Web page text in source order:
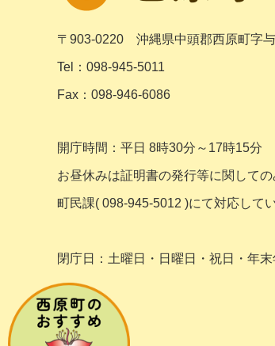
〒903-0220 沖縄県中頭郡西原町字
Tel：098-945-5011
Fax：098-946-6086
開庁時間：平日 8時30分～17時15分
お昼休みは証明書の発行等に関しての
町民課( 098-945-5012 )にて対応してい
閉庁日：土曜日・日曜日・祝日・年末